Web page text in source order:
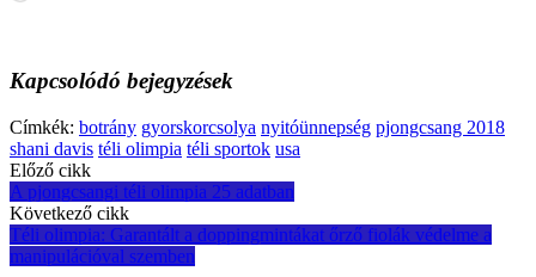
Kapcsolódó bejegyzések
Címkék: botrány gyorskorcsolya nyitóünnepség pjongcsang 2018
shani davis téli olimpia téli sportok usa
Post
navigation
Előző cikk
A pjongcsangi téli olimpia 25 adatban
Következő cikk
Téli olimpia: Garantált a doppingmintákat őrző fiolák védelme a
manipulációval szemben